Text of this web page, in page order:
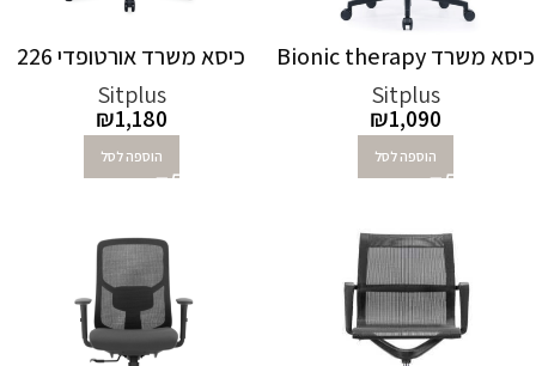
כיסא משרד Bionic therapy
Sitplus
₪1,090
הוספה לסל
כיסא משרד אורטופדי 226
Sitplus
₪1,180
הוספה לסל